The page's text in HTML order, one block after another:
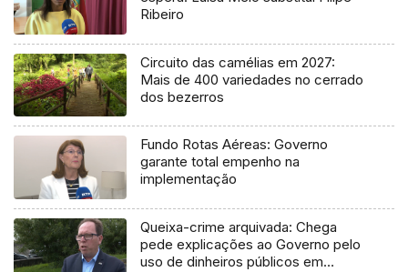
Ribeiro
Circuito das camélias em 2027:
Mais de 400 variedades no cerrado
dos bezerros
Fundo Rotas Aéreas: Governo
garante total empenho na
implementação
Queixa-crime arquivada: Chega
pede explicações ao Governo pelo
uso de dinheiros públicos em